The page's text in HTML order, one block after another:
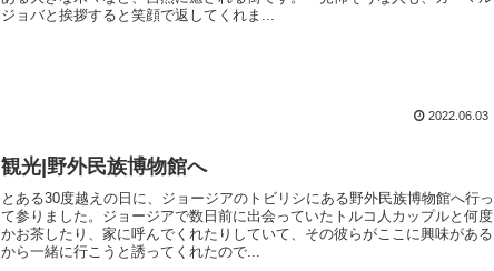
ジョバと挨拶すると笑顔で返してくれま...
2022.06.03
観光|野外民族博物館へ
とある30度越えの日に、ジョージアのトビリシにある野外民族博物館へ行っ
て参りました。ジョージアで数日前に出会っていたトルコ人カップルと何度
かお茶したり、家に呼んでくれたりしていて、その彼らがここに興味がある
から一緒に行こうと誘ってくれたので...